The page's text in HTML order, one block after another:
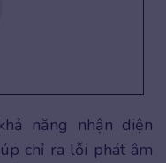
năng nhận diện
chỉ ra lỗi phát âm